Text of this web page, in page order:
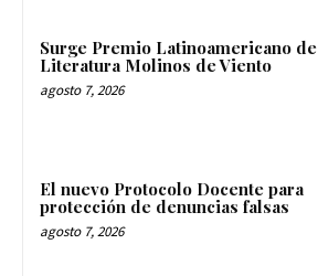
Surge Premio Latinoamericano de
Literatura Molinos de Viento
agosto 7, 2026
El nuevo Protocolo Docente para
protección de denuncias falsas
agosto 7, 2026